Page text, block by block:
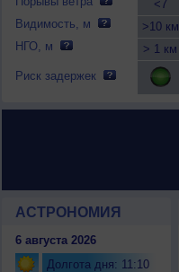
Видимость, м
НГО, м
Риск задержек
<7
>10 км
> 1 км
АСТРОНОМИЯ
6 августа 2026
Долгота дня: 11:10